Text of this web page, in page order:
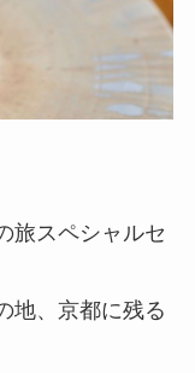
旅スペシャルセ
地、京都に残る